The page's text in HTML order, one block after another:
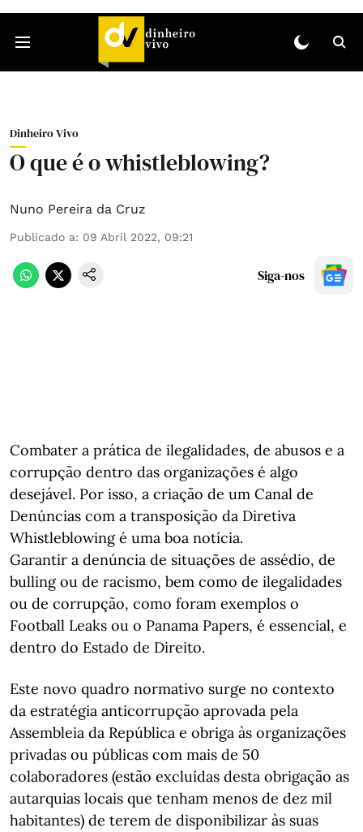
Dinheiro Vivo
O que é o whistleblowing?
Nuno Pereira da Cruz
Publicado a: 09 Abril 2022, 09:21
Siga-nos
Combater a prática de ilegalidades, de abusos e a
corrupção dentro das organizações é algo
desejável. Por isso, a criação de um Canal de
Denúncias com a transposição da Diretiva
Whistleblowing é uma boa notícia.
Garantir a denúncia de situações de assédio, de
bulling ou de racismo, bem como de ilegalidades
ou de corrupção, como foram exemplos o
Football Leaks ou o Panama Papers, é essencial, e
dentro do Estado de Direito.
Este novo quadro normativo surge no contexto
da estratégia anticorrupção aprovada pela
Assembleia da República e obriga às organizações
privadas ou públicas com mais de 50
colaboradores (estão excluídas desta obrigação as
autarquias locais que tenham menos de dez mil
habitantes) de terem de disponibilizar às suas